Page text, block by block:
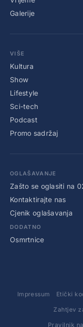
Galerije
VIŠE
Kultura
Show
Lifestyle
Sci-tech
Podcast
Promo sadržaj
OGLAŠAVANJE
Zašto se oglasiti na
Kontaktirajte nas
Cjenik oglašavanja
DODATNO
Osmrtnice
Impressum Etički
Zahtjev
Pravilnik